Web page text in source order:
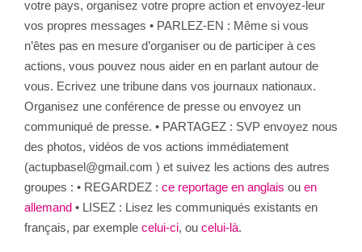
votre pays, organisez votre propre action et envoyez-leur
vos propres messages • PARLEZ-EN : Même si vous
n’êtes pas en mesure d’organiser ou de participer à ces
actions, vous pouvez nous aider en en parlant autour de
vous. Ecrivez une tribune dans vos journaux nationaux.
Organisez une conférence de presse ou envoyez un
communiqué de presse. • PARTAGEZ : SVP envoyez nous
des photos, vidéos de vos actions immédiatement
(actupbasel@gmail.com ) et suivez les actions des autres
groupes : • REGARDEZ : ce reportage en anglais ou en
allemand • LISEZ : Lisez les communiqués existants en
français, par exemple celui-ci, ou celui-là.